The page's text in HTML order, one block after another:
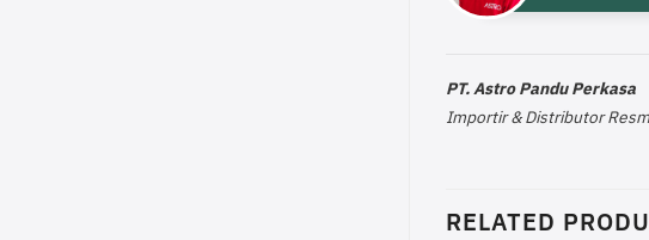
PT. Astro Pandu Perkasa
Importir & Distributor
RELATED